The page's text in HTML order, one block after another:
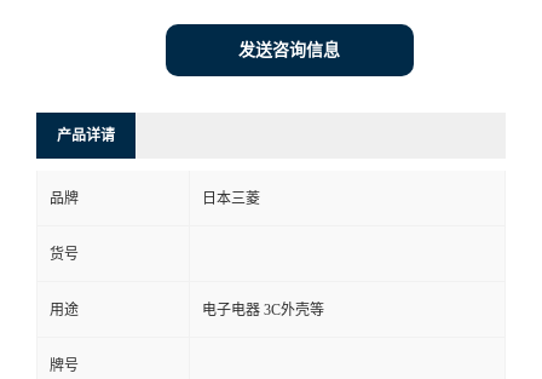
发送咨询信息
产品详请
品牌 日本三菱
货号
用途 电子电器 3C外壳等
牌号